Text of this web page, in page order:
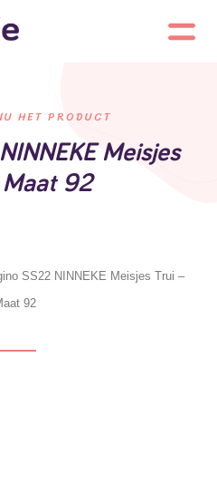
HET PRODUCT
Meisjes
92
SS22 NINNEKE Meisjes Trui –
92